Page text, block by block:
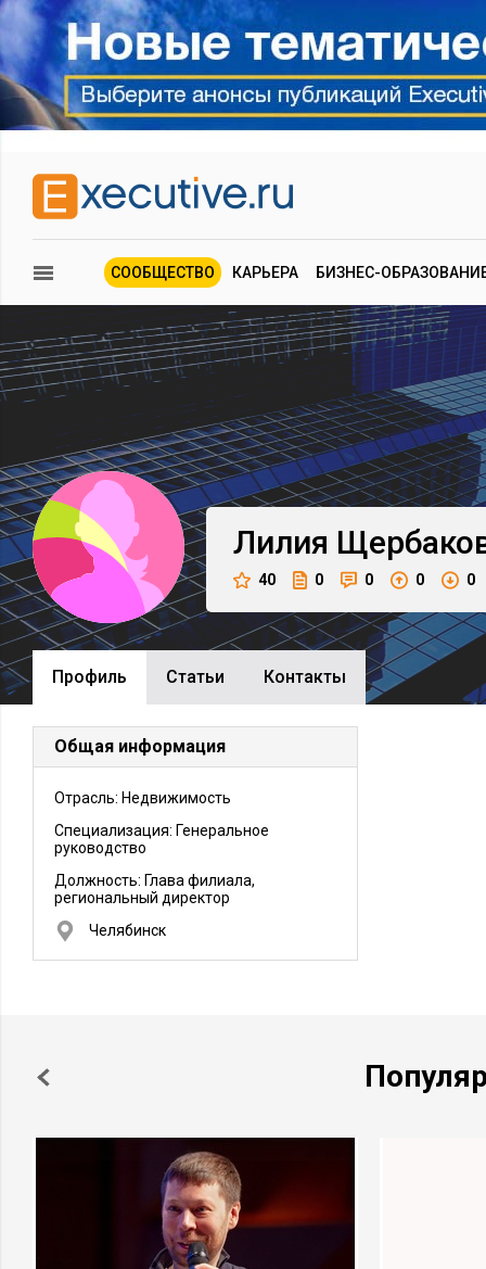
СООБЩЕСТВО КАРЬЕРА БИЗНЕС-
Лилия
40 0 0 0 0
Профиль Cтатьи Контакты
Общая информация
Отрасль: Недвижимость
Специализация: Генеральное
руководство
Должность: Глава филиала,
региональный директор
Челябинск